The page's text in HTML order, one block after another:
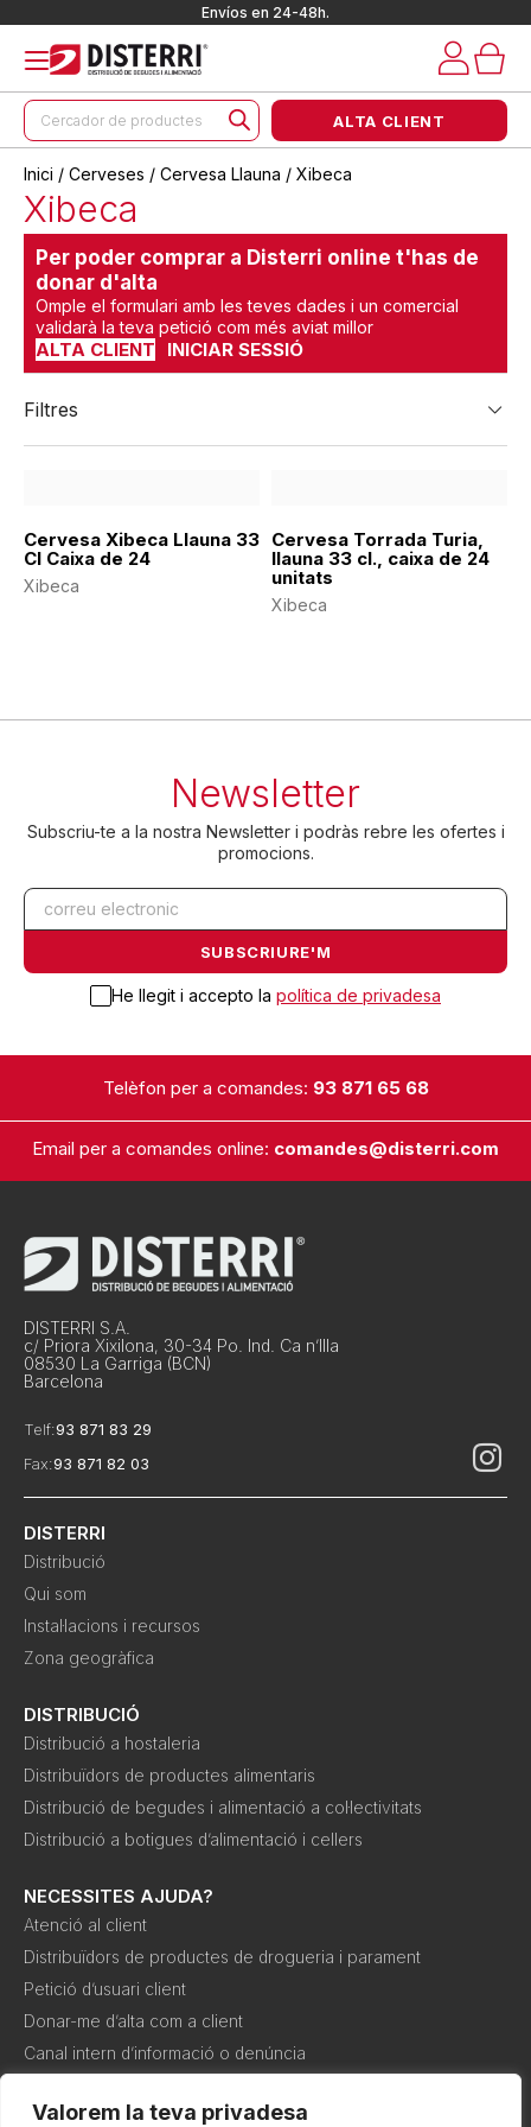
Valorem la teva privadesa
Envíos en 24-48h.
Products
search
ALTA CLIENT
Inici / Cerveses / Cervesa Llauna / Xibeca
Xibeca
Per poder comprar a Disterri online t'has de
donar d'alta
Omple el formulari amb les teves dades i un comercial
validarà la teva petició com més aviat millor
ALTA CLIENT INICIAR SESSIÓ
Filtres
Cervesa Xibeca Llauna 33
Cl Caixa de 24
Xibeca
Cervesa Torrada Turia,
llauna 33 cl., caixa de 24
unitats
Xibeca
Newsletter
Subscriu-te a la nostra Newsletter i podràs rebre les ofertes i
promocions.
He llegit i accepto la política de privadesa
Telèfon per a comandes: 93 871 65 68
Email per a comandes online: comandes@disterri.com
DISTERRI S.A.
c/ Priora Xixilona, 30-34 Po. Ind. Ca n’Illa
08530 La Garriga (BCN)
Barcelona
Telf:93 871 83 29
Fax:93 871 82 03
DISTERRI
Distribució
Qui som
Instal·lacions i recursos
Zona geogràfica
DISTRIBUCIÓ
Distribució a hostaleria
Distribuïdors de productes alimentaris
Distribució de begudes i alimentació a col·lectivitats
Distribució a botigues d’alimentació i cellers
NECESSITES AJUDA?
Atenció al client
Distribuïdors de productes de drogueria i parament
Petició d’usuari client
Donar-me d’alta com a client
Canal intern d’informació o denúncia